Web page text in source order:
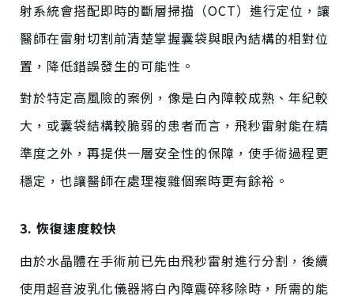
射系統會搭配即時的斷層掃描（OCT）進行定位，讓
醫師在雷射切割前清楚掌握囊袋與眼內結構的相對位
置，降低錯誤發生的可能性。
對於特定高風險的案例，像是白內障較成熟、年紀較
大，或囊袋結構較脆弱的患者而言，飛秒雷射能在精
準度之外，再提供一層安全性的保障，使手術過程更
穩定，也讓醫師在處理複雜個案時更有餘裕。
3. 恢復速度較快
由於水晶體在手術前已先由飛秒雷射進行分割，後續
使用超音波乳化儀器將白內障震碎移除時，所需的能